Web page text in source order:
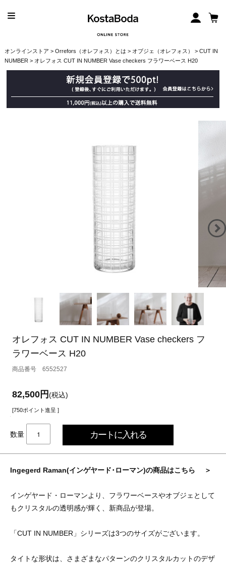
オンラインストア > Orrefors（オレフォス）とは > オブジェ（オレフォス） > CUT IN
NUMBER > オレフォス CUT IN NUMBER Vase checkers フラワーベース H20
オレフォス CUT IN NUMBER Vase checkers フ
ラワーベース H20
6552527
82,500円(税込)
[750ポイント進呈 ]
数量
Ingegerd Raman(インゲヤード･ローマン)の商品はこちら ＞
インゲヤード・ローマンより、フラワーベースやオブジェとして
もクリスタルの透明感が輝く、新商品が登場。
「CUT IN NUMBER」シリーズは3つのサイズがございます。
タイトな形状は、さまざまなパターンのクリスタルカットのデザ